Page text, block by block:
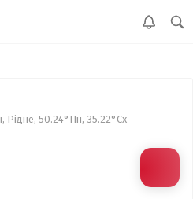
Рідне, 50.24°Пн, 35.22°Сх